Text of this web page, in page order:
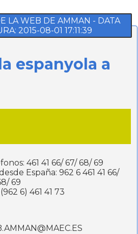
LA WEB DE AMMAN - DATA
2015-08-01 17:11:39
espanyola a
461 41 66/ 67/ 68/ 69
España: 962 6 461 41 66/
69
6) 461 41 73